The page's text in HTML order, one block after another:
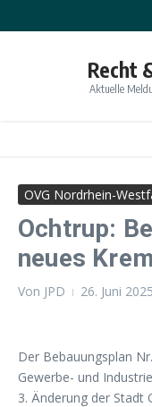
Recht
Aktuelle
OVG Nordrhein-
Ochtrup:
neues
Von JPD 26. Juni 2025
Der Bebauungsplan
Gewerbe- und
3. Änderung der Stadt